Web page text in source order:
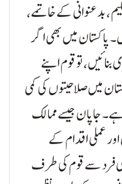
بدعنوانی کے خاتمے،
پاکستان میں بھی اگر
تو قوم اپنے
میں صلاحیتوں کی کمی
جاپان جیسے ممالک
عملی اقدام کے
فرد سے قوم کی طرف